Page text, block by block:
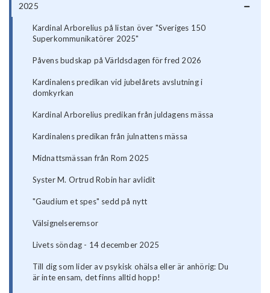
2025
Kardinal Arborelius på listan över "Sveriges 150
Superkommunikatörer 2025"
Påvens budskap på Världsdagen för fred 2026
Kardinalens predikan vid jubelårets avslutning i
domkyrkan
Kardinal Arborelius predikan från juldagens mässa
Kardinalens predikan från julnattens mässa
Midnattsmässan från Rom 2025
Syster M. Ortrud Robin har avlidit
"Gaudium et spes" sedd på nytt
Välsignelseremsor
Livets söndag - 14 december 2025
Till dig som lider av psykisk ohälsa eller är anhörig: Du
är inte ensam, det finns alltid hopp!